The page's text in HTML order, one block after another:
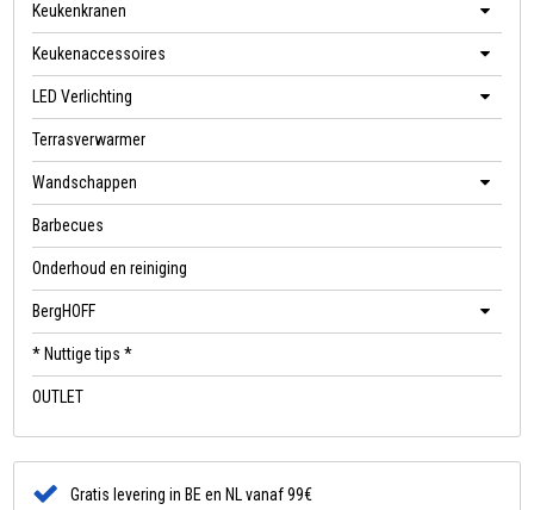
Keukenkranen
Keukenaccessoires
LED Verlichting
Terrasverwarmer
Wandschappen
Barbecues
Onderhoud en reiniging
BergHOFF
* Nuttige tips *
OUTLET
Gratis levering in BE en NL vanaf 99€